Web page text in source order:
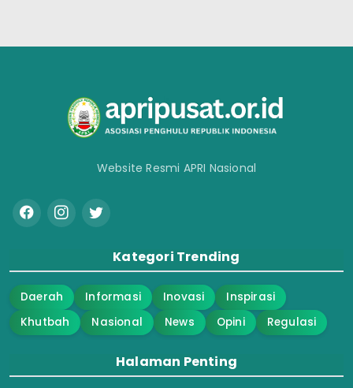
Website Resmi APRI Nasional
Kategori Trending
Daerah Informasi Inovasi
Inspirasi
Khutbah
Nasional News Opini Regulasi
Halaman Penting